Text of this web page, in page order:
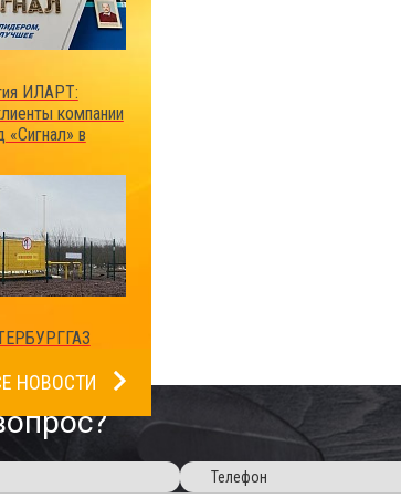
ИЛАРТ:
компании
«Сигнал» в
НОВОСТИ